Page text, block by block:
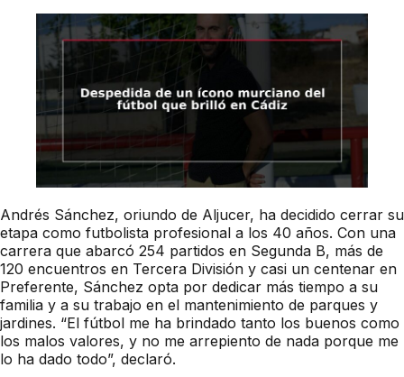
Andrés Sánchez, oriundo de Aljucer, ha decidido cerrar su
etapa como futbolista profesional a los 40 años. Con una
carrera que abarcó 254 partidos en Segunda B, más de
120 encuentros en Tercera División y casi un centenar en
Preferente, Sánchez opta por dedicar más tiempo a su
familia y a su trabajo en el mantenimiento de parques y
jardines. “El fútbol me ha brindado tanto los buenos como
los malos valores, y no me arrepiento de nada porque me
lo ha dado todo”, declaró.